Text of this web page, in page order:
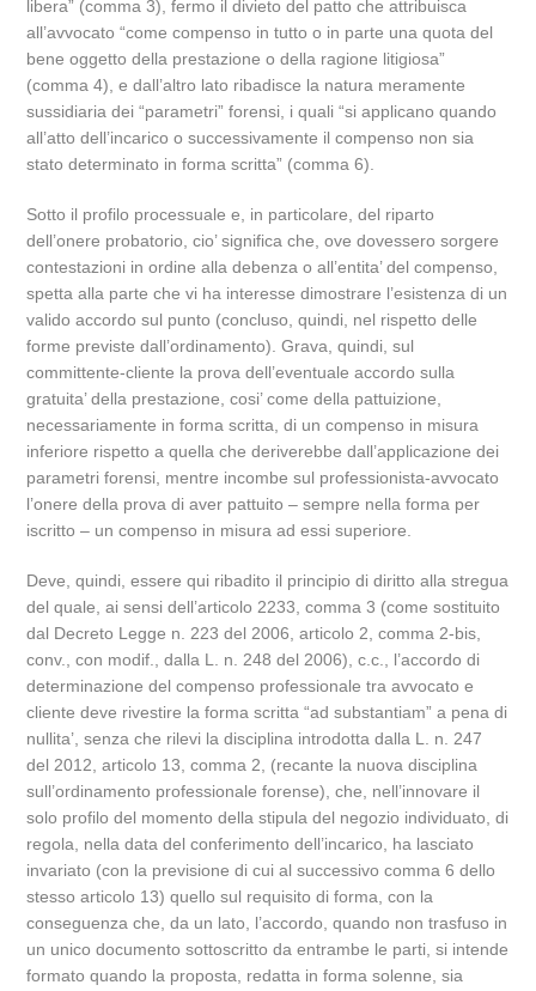
libera” (comma 3), fermo il divieto del patto che attribuisca
all’avvocato “come compenso in tutto o in parte una quota del
bene oggetto della prestazione o della ragione litigiosa”
(comma 4), e dall’altro lato ribadisce la natura meramente
sussidiaria dei “parametri” forensi, i quali “si applicano quando
all’atto dell’incarico o successivamente il compenso non sia
stato determinato in forma scritta” (comma 6).
Sotto il profilo processuale e, in particolare, del riparto
dell’onere probatorio, cio’ significa che, ove dovessero sorgere
contestazioni in ordine alla debenza o all’entita’ del compenso,
spetta alla parte che vi ha interesse dimostrare l’esistenza di un
valido accordo sul punto (concluso, quindi, nel rispetto delle
forme previste dall’ordinamento). Grava, quindi, sul
committente-cliente la prova dell’eventuale accordo sulla
gratuita’ della prestazione, cosi’ come della pattuizione,
necessariamente in forma scritta, di un compenso in misura
inferiore rispetto a quella che deriverebbe dall’applicazione dei
parametri forensi, mentre incombe sul professionista-avvocato
l’onere della prova di aver pattuito – sempre nella forma per
iscritto – un compenso in misura ad essi superiore.
Deve, quindi, essere qui ribadito il principio di diritto alla stregua
del quale, ai sensi dell’articolo 2233, comma 3 (come sostituito
dal Decreto Legge n. 223 del 2006, articolo 2, comma 2-bis,
conv., con modif., dalla L. n. 248 del 2006), c.c., l’accordo di
determinazione del compenso professionale tra avvocato e
cliente deve rivestire la forma scritta “ad substantiam” a pena di
nullita’, senza che rilevi la disciplina introdotta dalla L. n. 247
del 2012, articolo 13, comma 2, (recante la nuova disciplina
sull’ordinamento professionale forense), che, nell’innovare il
solo profilo del momento della stipula del negozio individuato, di
regola, nella data del conferimento dell’incarico, ha lasciato
invariato (con la previsione di cui al successivo comma 6 dello
stesso articolo 13) quello sul requisito di forma, con la
conseguenza che, da un lato, l’accordo, quando non trasfuso in
un unico documento sottoscritto da entrambe le parti, si intende
formato quando la proposta, redatta in forma solenne, sia